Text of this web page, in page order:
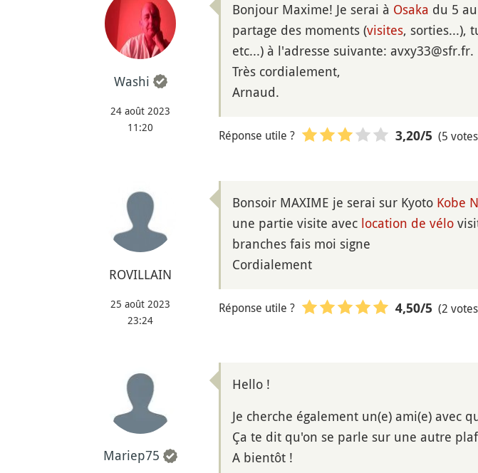
Washi
24 août 2023
11:20
Bonjour Maxime! Je serai à Osaka du 5
partage des moments (visites, sorties...),
etc...) à l'adresse suivante: avxy33@sfr.fr.
Très cordialement,
Arnaud.
Réponse utile ? 3,20/5 (5
ROVILLAIN
25 août 2023
23:24
Bonsoir MAXIME je serai sur Kyoto Kobe
une partie visite avec location de vélo
branches fais moi signe
Cordialement
Réponse utile ? 4,50/5 (2
Mariep75
Hello !
Je cherche également un(e) ami(e) avec
Ça te dit qu'on se parle sur une autre
A bientôt !